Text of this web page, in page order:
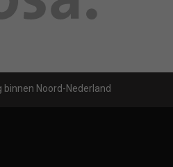
binnen Noord-Nederland